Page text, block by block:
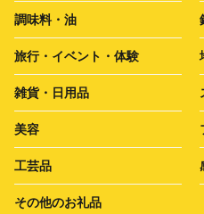
調味料・油
旅行・イベント・体験
雑貨・日用品
美容
工芸品
その他のお礼品